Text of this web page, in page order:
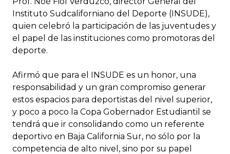
Instituto Sudcaliforniano del Deporte (INSUDE),
quien celebró la participación de las juventudes y
el papel de las instituciones como promotoras del
deporte.
Afirmó que para el INSUDE es un honor, una
responsabilidad y un gran compromiso generar
estos espacios para deportistas del nivel superior,
y poco a poco la Copa Gobernador Estudiantil se
tendrá que ir consolidando como un referente
deportivo en Baja California Sur, no sólo por la
competencia de alto nivel, sino por su papel